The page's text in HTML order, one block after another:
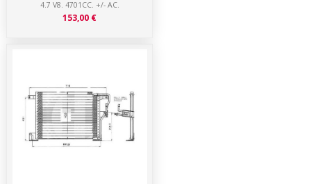
4.7 V8. 4701CC. +/- AC.
153,00 €